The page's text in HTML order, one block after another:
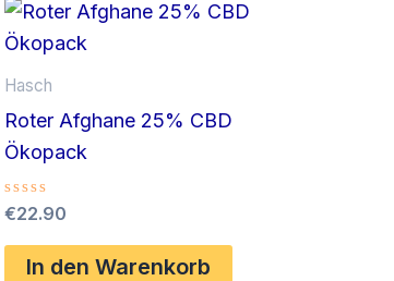
Hasch
Roter Afghane 25% CBD
Ökopack
Bewertet
0
von
€22.90
In den Warenkorb